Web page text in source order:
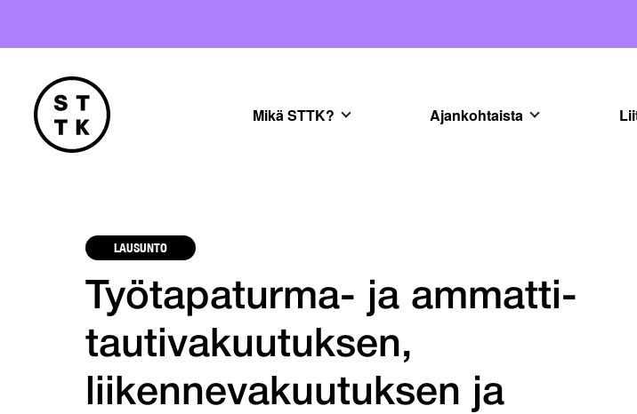
Mikä STTK? Ajankohtaista
LAUSUNTO
Työtapaturma- ja ammatti-
tautivakuutuksen,
liikennevakuutuksen ja